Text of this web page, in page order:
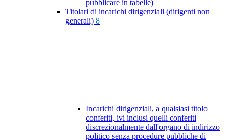
pubblicare in tabelle)
Titolari di incarichi dirigenziali (dirigenti non
generali) 8
Incarichi dirigenziali, a qualsiasi titolo
conferiti, ivi inclusi quelli conferiti
discrezionalmente dall'organo di indirizzo
politico senza procedure pubbliche di